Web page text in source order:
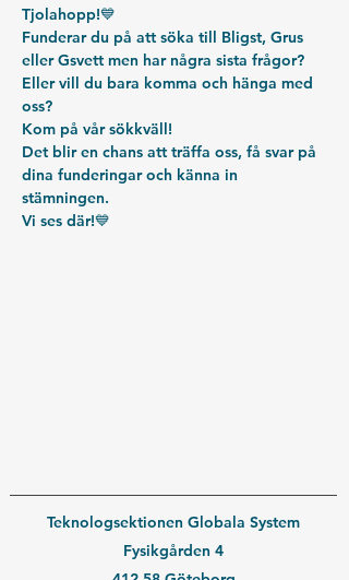
Tjolahopp!💙
Funderar du på att söka till Bligst, Grus
eller Gsvett men har några sista frågor?
Eller vill du bara komma och hänga med
oss?
Kom på vår sökkväll!
Det blir en chans att träffa oss, få svar på
dina funderingar och känna in
stämningen.
Vi ses där!💙
Teknologsektionen Globala System
Fysikgården 4